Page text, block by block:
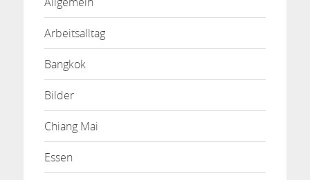
Arbeitsalltag
Bangkok
Bilder
Chiang Mai
Essen